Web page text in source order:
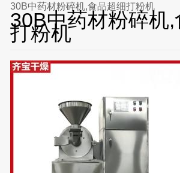
30B中药材粉碎机,食品超细打粉机
30B中药材粉碎机,
打粉机